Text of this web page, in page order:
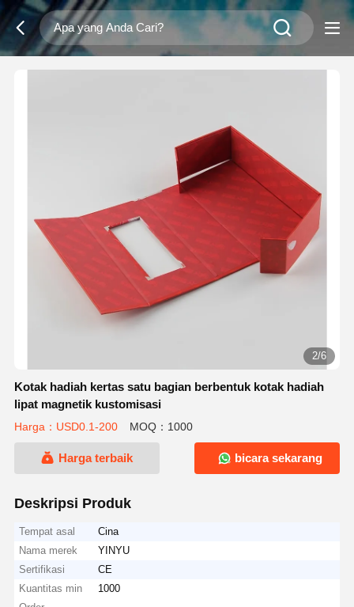
2/6
Kotak hadiah kertas satu bagian berbentuk kotak hadiah
lipat magnetik kustomisasi
Harga：USD0.1-200 MOQ：1000
Harga terbaik bicara sekarang
Deskripsi Produk
Tempat asal
Cina
Nama merek
YINYU
Sertifikasi
CE
Kuantitas min
1000